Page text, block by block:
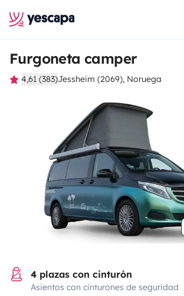
Furgoneta camper
4,61 (383)Jessheim (2069), Noruega
4 plazas con cinturón
Asientos con cinturones de seguridad